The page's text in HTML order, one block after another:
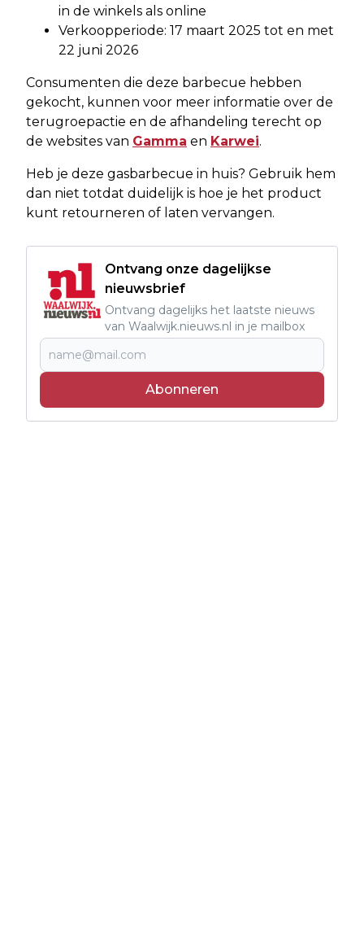
in de winkels als online
Verkoopperiode: 17 maart 2025 tot en met
22 juni 2026
Consumenten die deze barbecue hebben
gekocht, kunnen voor meer informatie over de
terugroepactie en de afhandeling terecht op
de websites van Gamma en Karwei.
Heb je deze gasbarbecue in huis? Gebruik hem
dan niet totdat duidelijk is hoe je het product
kunt retourneren of laten vervangen.
Ontvang onze dagelijkse
nieuwsbrief
Ontvang dagelijks het laatste nieuws
van Waalwijk.nieuws.nl in je mailbox
Abonneren